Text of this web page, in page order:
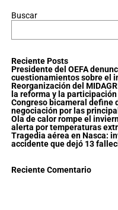
Buscar
Reciente Posts
Presidente del OEFA
cuestionamientos sobre el
Reorganización del
la reforma y la
Congreso bicameral define
negociación por las
Ola de calor rompe el
alerta por temperaturas
Tragedia aérea en Nasca:
accidente que dejó 13
Reciente Comentario